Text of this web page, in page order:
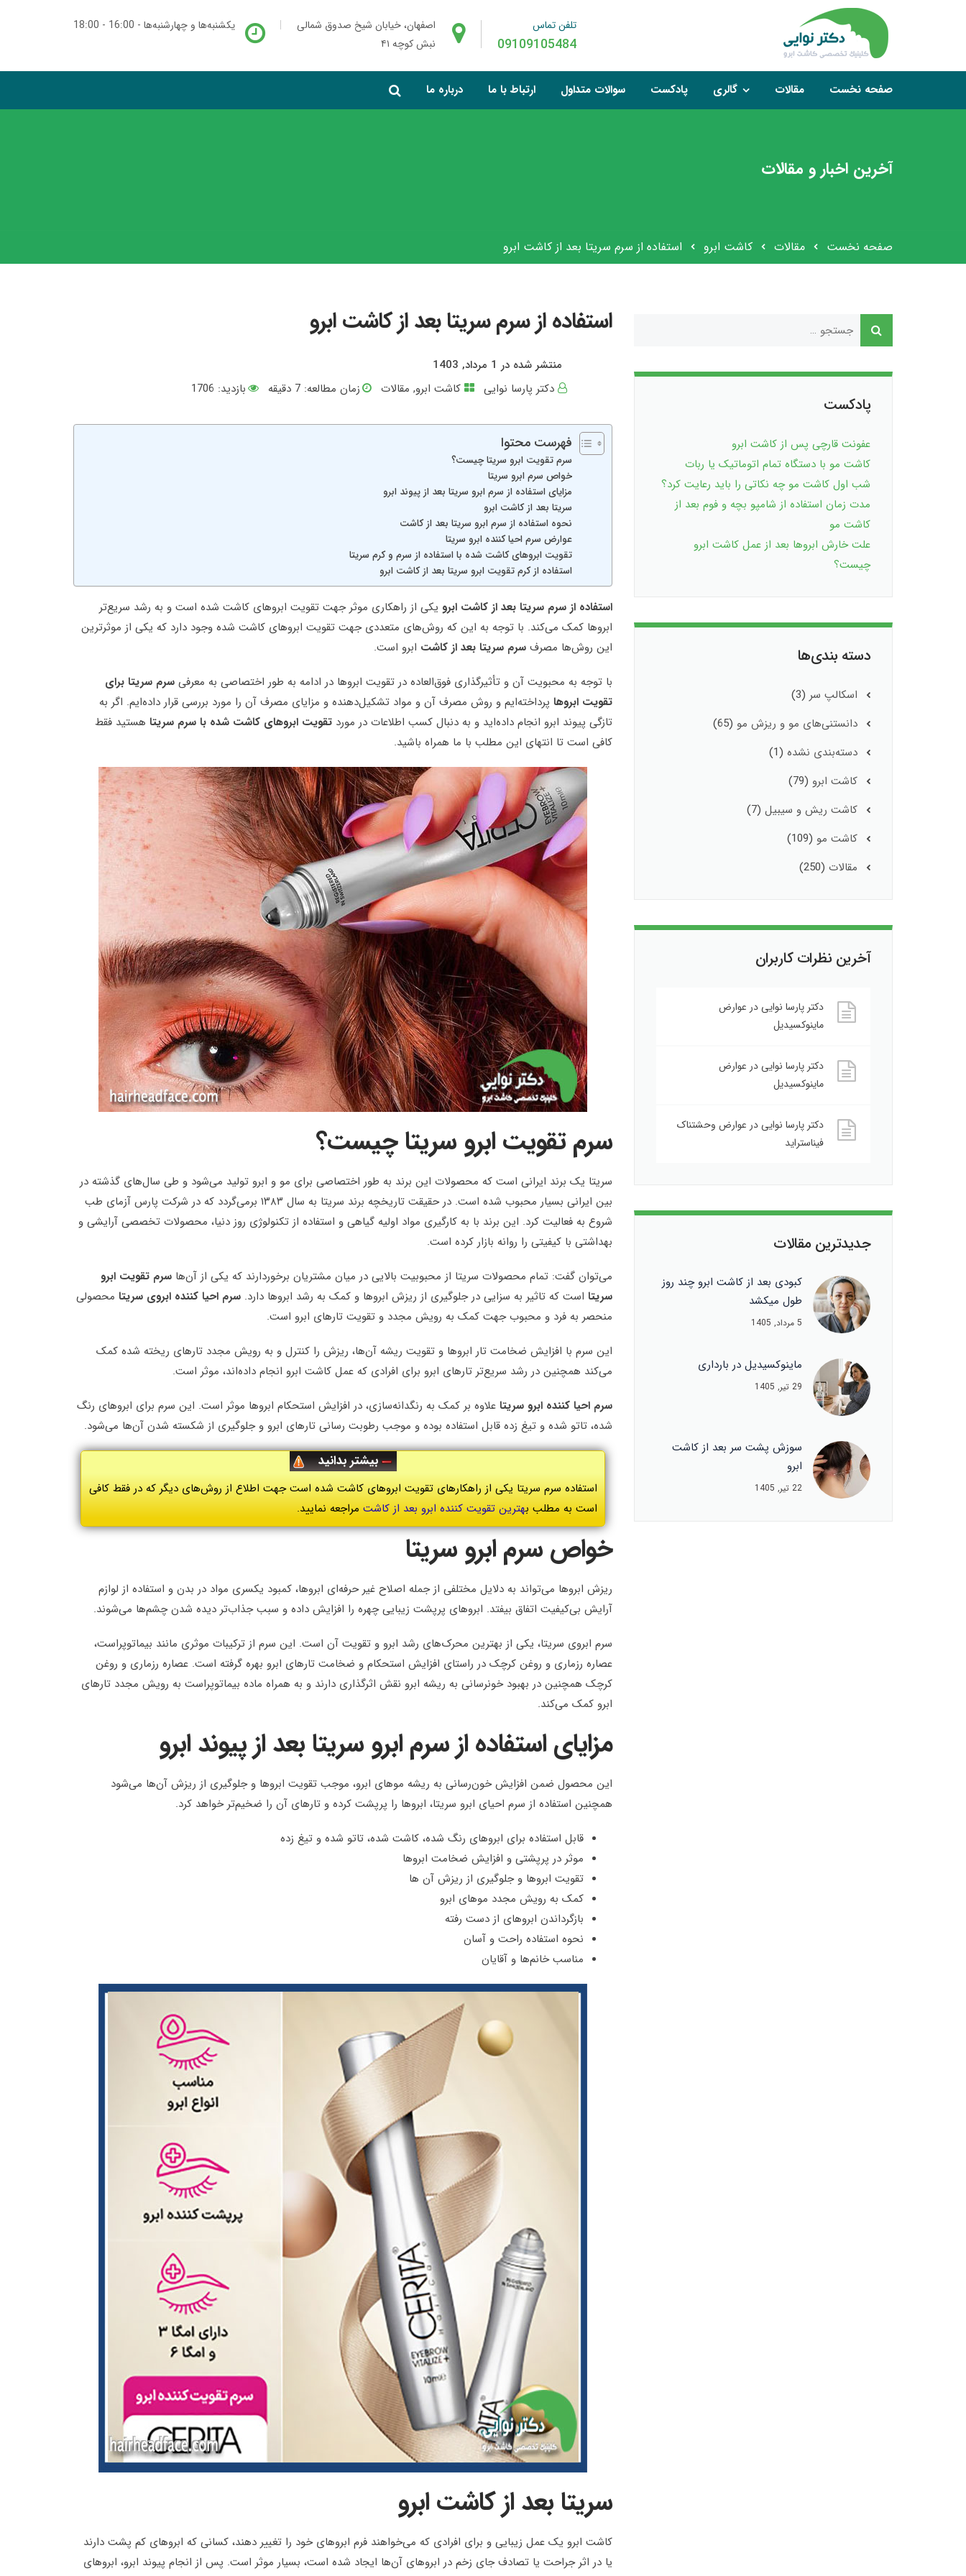
یکشنبه‌ها و چهارشنبه‌ها - 16:00 - 18:00
اصفهان، خیابان شیخ صدوق شمالی
نبش کوچه ۴۱
تلفن تماس
09109105484
صفحه نخست مقالات گالری پادکست سوالات متداول ارتباط با ما درباره ما
آخرین اخبار و مقالات
صفحه نخست مقالات کاشت ابرو استفاده از سرم سریتا بعد از کاشت ابرو
استفاده از سرم سریتا بعد از کاشت ابرو
منتشر شده در 1 مرداد, 1403
دکتر پارسا نوایی
کاشت ابرو, مقالات زمان مطالعه: 7 دقیقه بازدید: 1706
فهرست محتوا
سرم تقویت ابرو سریتا چیست؟
خواص سرم ابرو سریتا
مزایای استفاده از سرم ابرو سریتا بعد از پیوند ابرو
سریتا بعد از کاشت ابرو
نحوه استفاده از سرم ابرو سریتا بعد از کاشت
عوارض سرم احیا کننده ابرو سریتا
تقویت ابروهای کاشت شده با استفاده از سرم و کرم سریتا
استفاده از کرم تقویت ابرو سریتا بعد از کاشت ابرو
استفاده از سرم سریتا بعد از کاشت ابرو یکی از راهکاری موثر جهت تقویت ابروهای کاشت شده است و به رشد سریع‌تر
ابروها کمک می‌کند. با توجه به این که روش‌های متعددی جهت تقویت ابروهای کاشت شده وجود دارد که یکی از موثرترین
این روش‌ها مصرف سرم سریتا بعد از کاشت ابرو است.
با توجه به محبویت آن و تأثیرگذاری فوق‌العاده در تقویت ابروها در ادامه به طور اختصاصی به معرفی سرم سریتا برای
تقویت ابروها پرداخته‌ایم و روش مصرف آن و مواد تشکیل‌دهنده و مزایای مصرف آن را مورد بررسی قرار داده‌ایم. اگر به
تازگی پیوند ابرو انجام داده‌اید و به دنبال کسب اطلاعات در مورد تقویت ابروهای کاشت شده با سرم سریتا هستید فقط
کافی است تا انتهای این مطلب با ما همراه باشید.
سرم تقویت ابرو سریتا چیست؟
سریتا یک برند ایرانی است که محصولات این برند به طور اختصاصی برای مو و ابرو تولید می‌شود و طی سال‌های گذشته در
بین ایرانی بسیار محبوب شده است. در حقیقت تاریخچه برند سریتا به سال ۱۳۸۳ برمی‌گردد که در شرکت پارس آزمای طب
شروع به فعالیت کرد. این برند با به کارگیری مواد اولیه گیاهی و استفاده از تکنولوژی روز دنیا، محصولات تخصصی آرایشی و
بهداشتی با کیفیتی را روانه بازار کرده است.
می‌توان گفت: تمام محصولات سریتا از محبوبیت بالایی در میان مشتریان برخوردارند که یکی از آن‌ها سرم تقویت ابرو
سریتا است که تاثیر به سزایی در جلوگیری از ریزش ابروها و کمک به رشد ابروها دارد. سرم احیا کننده ابروی سریتا محصولی
منحصر به فرد و محبوب جهت کمک به رویش مجدد و تقویت تارهای ابرو است.
این سرم با افزایش ضخامت تار ابروها و تقویت ریشه آن‌ها، ریزش را کنترل و به رویش مجدد تارهای ریخته شده کمک
می‌کند همچنین در رشد سریع‌تر تارهای ابرو برای افرادی که عمل کاشت ابرو انجام داده‌اند، موثر است.
سرم احیا کننده ابرو سریتا علاوه بر کمک به رنگدانه‌سازی، در افزایش استحکام ابروها موثر است. این سرم برای ابروهای رنگ
شده، تاتو شده و تیغ زده قابل استفاده بوده و موجب رطوبت رسانی تارهای ابرو و جلوگیری از شکسته شدن آن‌ها می‌شود.
بیشتر بدانید
استفاده سرم سریتا یکی از راهکارهای تقویت ابروهای کاشت شده است جهت اطلاع از روش‌های دیگر که در فقط کافی
است به مطلب بهترین تقویت کننده ابرو بعد از کاشتمراجعه نمایید.
خواص سرم ابرو سریتا
ریزش ابروها می‌تواند به دلایل مختلفی از جمله اصلاح غیر حرفه‌ای ابروها، کمبود یکسری مواد در بدن و استفاده از لوازم
آرایش بی‌کیفیت اتفاق بیفتد. ابروهای پرپشت زیبایی چهره را افزایش داده و سبب جذاب‌تر دیده شدن چشم‌ها می‌شوند.
سرم ابروی سریتا، یکی از بهترین محرک‌های رشد ابرو و تقویت آن است. این سرم از ترکیبات موثری مانند بیماتوپراست،
عصاره رزماری و روغن کرچک در راستای افزایش استحکام و ضخامت تارهای ابرو بهره گرفته است. عصاره رزماری و روغن
کرچک همچنین در بهبود خونرسانی به ریشه ابرو نقش اثرگذاری دارند و به همراه ماده بیماتوپراست به رویش مجدد تارهای
ابرو کمک می‌کند.
مزایای استفاده از سرم ابرو سریتا بعد از پیوند ابرو
این محصول ضمن افزایش خون‌رسانی به ریشه موهای ابرو، موجب تقویت ابروها و جلوگیری از ریزش آن‌ها می‌شود
همچنین استفاده از سرم احیای ابرو سریتا، ابروها را پرپشت کرده و تارهای آن را ضخیم‌تر خواهد کرد.
قابل استفاده برای ابروهای رنگ شده، کاشت شده، تاتو شده و تیغ زده
موثر در پرپشتی و افزایش ضخامت ابروها
تقویت ابروها و جلوگیری از ریزش آن ها
کمک به رویش مجدد موهای ابرو
بازگرداندن ابروهای از دست رفته
نحوه استفاده راحت و آسان
مناسب خانم‌ها و آقایان
سریتا بعد از کاشت ابرو
کاشت ابرو یک عمل زیبایی و برای افرادی که می‌خواهند فرم ابروهای خود را تغییر دهند، کسانی که ابروهای کم پشت دارند
یا در اثر جراحت یا تصادف جای زخم در ابروهای آن‌ها ایجاد شده است، بسیار موثر است. پس از انجام پیوند ابرو، ابروهای
پادکست
عفونت قارچی پس از کاشت ابرو
کاشت مو با دستگاه تمام اتوماتیک یا ربات
شب اول کاشت مو چه نکاتی را باید رعایت کرد؟
مدت زمان استفاده از شامپو بچه و فوم بعد از
کاشت مو
علت خارش ابروها بعد از عمل کاشت ابرو
چیست؟
دسته بندی‌ها
اسکالپ سر (3)
دانستنی‌های مو و ریزش مو (65)
دسته‌بندی نشده (1)
کاشت ابرو (79)
کاشت ریش و سیبیل (7)
کاشت مو (109)
مقالات (250)
آخرین نظرات کاربران
دکتر پارسا نواییدر عوارض
ماینوکسیدیل
دکتر پارسا نواییدر عوارض
ماینوکسیدیل
دکتر پارسا نواییدر عوارض وحشتناک
فیناستراید
جدیدترین مقالات
کبودی بعد از کاشت ابرو چند روز
طول میکشد
5 مرداد, 1405
ماینوکسیدیل در بارداری
29 تیر, 1405
سوزش پشت سر بعد از کاشت
ابرو
22 تیر, 1405